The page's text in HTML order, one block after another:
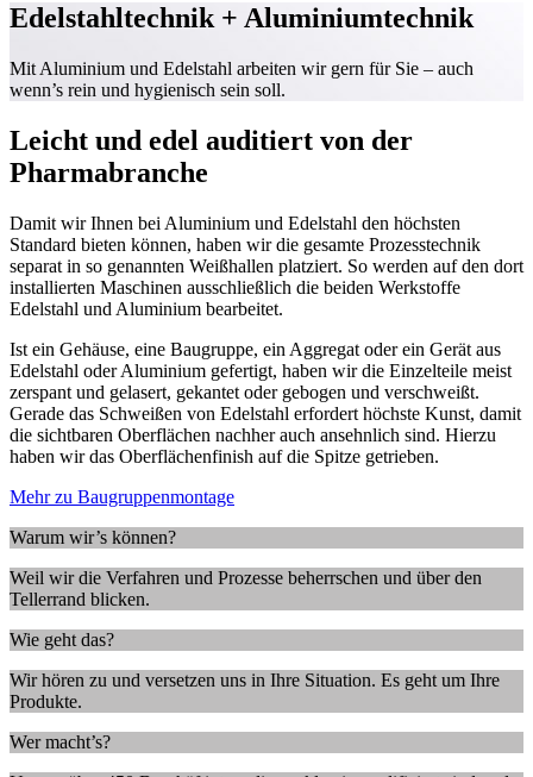
Edelstahltechnik + Aluminiumtechnik
Mit Aluminium und Edelstahl arbeiten wir gern für Sie – auch
wenn’s rein und hygienisch sein soll.
Leicht und edel auditiert von der
Pharmabranche
Damit wir Ihnen bei Aluminium und Edelstahl den höchsten
Standard bieten können, haben wir die gesamte Prozesstechnik
separat in so genannten Weißhallen platziert. So werden auf den dort
installierten Maschinen ausschließlich die beiden Werkstoffe
Edelstahl und Aluminium bearbeitet.
Ist ein Gehäuse, eine Baugruppe, ein Aggregat oder ein Gerät aus
Edelstahl oder Aluminium gefertigt, haben wir die Einzelteile meist
zerspant und gelasert, gekantet oder gebogen und verschweißt.
Gerade das Schweißen von Edelstahl erfordert höchste Kunst, damit
die sichtbaren Oberflächen nachher auch ansehnlich sind. Hierzu
haben wir das Oberflächenfinish auf die Spitze getrieben.
Mehr zu Baugruppenmontage
Warum wir’s können?
Weil wir die Verfahren und Prozesse beherrschen und über den
Tellerrand blicken.
Wie geht das?
Wir hören zu und versetzen uns in Ihre Situation. Es geht um Ihre
Produkte.
Wer macht’s?